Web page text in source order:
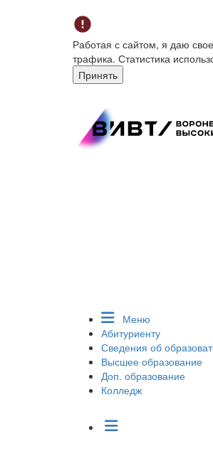
Работая с сайтом, я даю
трафика. Статистика
Принять
Меню
Абитуриенту
Сведения об
Высшее образование
Доп. образование
Колледж